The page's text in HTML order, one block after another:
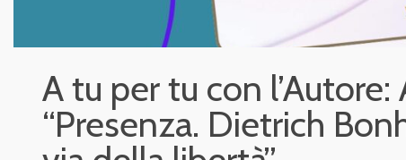
A tu per tu con
“Presenza. Dietrich